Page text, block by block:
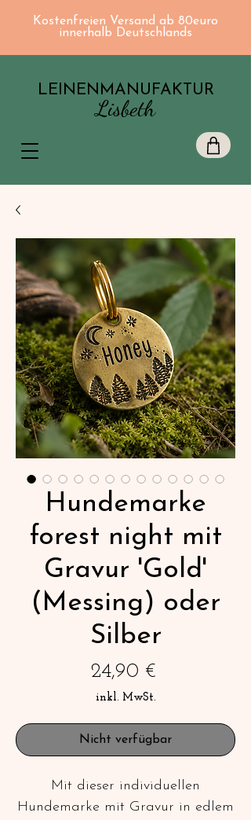
Kostenfreien Versand ab 80euro
innerhalb Deutschlands
LEINENMANUFAKTUR
Lisbeth
Hundemarke
forest night mit
Gravur 'Gold'
(Messing) oder
Silber
24,90 €
inkl. MwSt.
Nicht verfügbar
Mit dieser individuellen
Hundemarke mit Gravur in edlem